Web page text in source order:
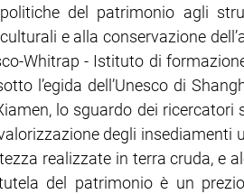
del patrimonio agli
e alla conservazione
Whitrap - Istituto di
l’egida dell’Unesco di
lo sguardo dei ricercatori
degli insediamenti
realizzate in terra cruda, e
tutela del patrimonio è un